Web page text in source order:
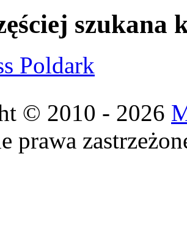
szukana
Poldark
© 2010 - 2026
prawa